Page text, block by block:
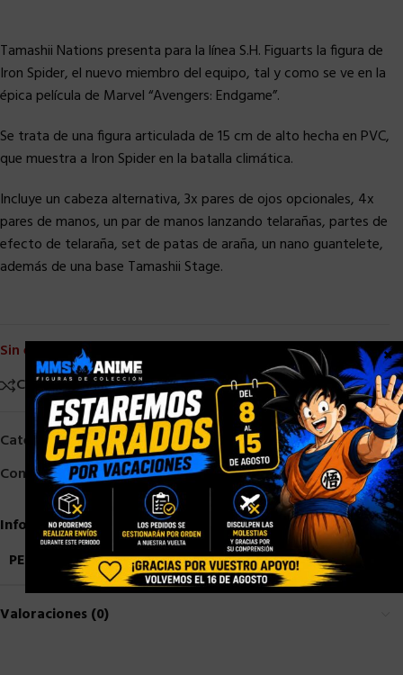
Tamashii Nations presenta para la línea S.H. Figuarts la figura de
Iron Spider, el nuevo miembro del equipo, tal y como se ve en la
épica película de Marvel “Avengers: Endgame”.
Se trata de una figura articulada de 15 cm de alto hecha en PVC,
que muestra a Iron Spider en la batalla climática.
Incluye un cabeza alternativa, 3x pares de ojos opcionales, 4x
pares de manos, un par de manos lanzando telarañas, partes de
efecto de telaraña, set de patas de araña, un nano guantelete,
además de una base Tamashii Stage.
Sin existencias
Comparar
Añadir a la lista de deseos
Categorías:Bandai,Marvel / DC,S. H. Figuarts
Compartir:
Información adicional
PESO
0,7 kg
Valoraciones (0)
×